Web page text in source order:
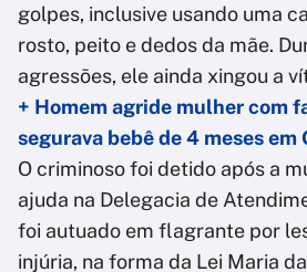
golpes, inclusive usando uma
rosto, peito e dedos da mãe.
agressões, ele ainda xingou a
+ Homem agride mulher com
segurava bebê de 4 meses em
O criminoso foi detido após a
ajuda na Delegacia de
foi autuado em flagrante por
injúria, na forma da Lei Maria